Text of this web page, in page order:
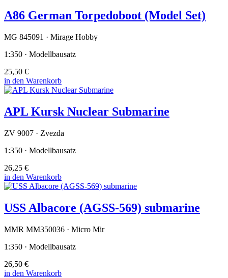
A86 German Torpedoboot (Model Set)
MG 845091 · Mirage Hobby
1:350 · Modellbausatz
25,50 €
in den Warenkorb
APL Kursk Nuclear Submarine
ZV 9007 · Zvezda
1:350 · Modellbausatz
26,25 €
in den Warenkorb
USS Albacore (AGSS-569) submarine
MMR MM350036 · Micro Mir
1:350 · Modellbausatz
26,50 €
in den Warenkorb